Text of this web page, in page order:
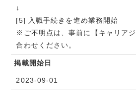
↓
[5] 入職手続きを進め業務開始
※ご不明点は、事前に【キャリア
合わせください。
掲載開始日
2023-09-01